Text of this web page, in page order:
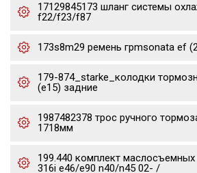
17129845173 шланг системы
f22/f23/f87
173s8m29 ремень грmsonata ef
179-874_starke_колодки
(e15) задние
1987482378 трос ручного
1718мм
199.440 комплект
316i e46/e90 n40/n45 02- /